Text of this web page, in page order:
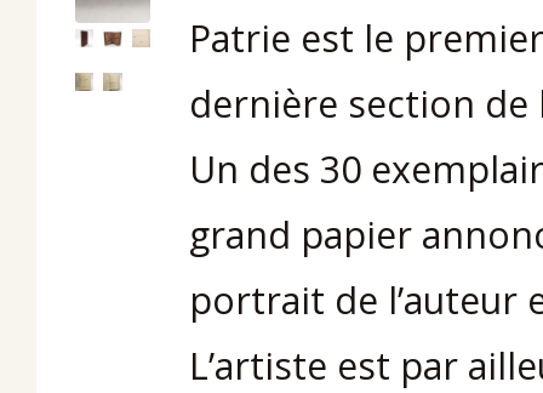
Patrie est le
dernière section de
Un des 30
grand papier
portrait de l’auteur
L’artiste est par